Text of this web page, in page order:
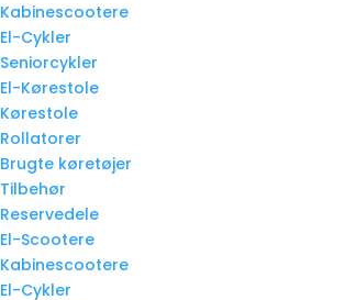
Kabinescootere
El-Cykler
Seniorcykler
El-Kørestole
Kørestole
Rollatorer
Brugte køretøjer
Tilbehør
Reservedele
El-Scootere
Kabinescootere
El-Cykler